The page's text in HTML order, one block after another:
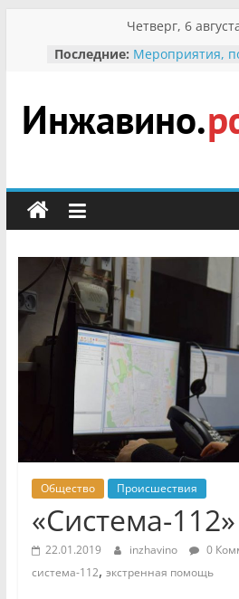
содержимому
Четверг, 6
Последние: Мероприятия,
гражданин
участнице
Безопасность
мероприятии
первоцветы!»
В вольере
заповедника
суслики
сельский
портал
Общество Происшествия
«Система-112»
22.01.2019 inzhavino 0
система-112, экстренная помощь